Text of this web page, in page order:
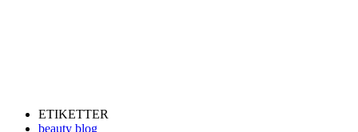
ETIKETTER
beauty blog